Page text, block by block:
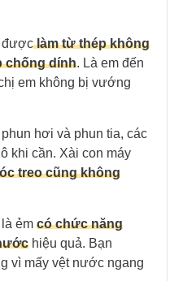
đượclàm từ thép không
chống dính. Là em đến
em không bị vướng
hơi và phun tia, các
khi cần. Xài con máy
treo cũng không
ẻm có chức năng
c hiệu quả. Bạn
vì mấy vệt nước ngang